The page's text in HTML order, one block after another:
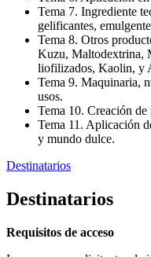
Tema 7. Ingrediente
gelificantes,
Tema 8. Otros
Kuzu, Maltodextrina,
liofilizados, Kaolin, y
Tema 9. Maquinaria,
usos.
Tema 10. Creación de
Tema 11. Aplicación
y mundo dulce.
Destinatarios
Destinatarios
Requisitos de acceso